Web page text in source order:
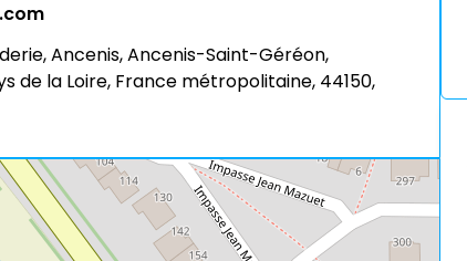
Ancenis, Ancenis-Saint-Géréon,
de la Loire, France métropolitaine, 44150,